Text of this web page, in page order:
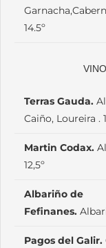
14.5º
Terras Gauda.
Caiño, Loureira .
Martin Codax.
12,5º
Albariño de
Fefinanes.
Pagos del Galir.